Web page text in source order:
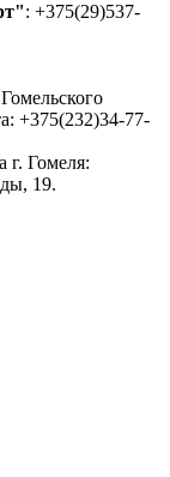
: +375(29)537-
+375(232)34-77-
г. Гомеля:
19.